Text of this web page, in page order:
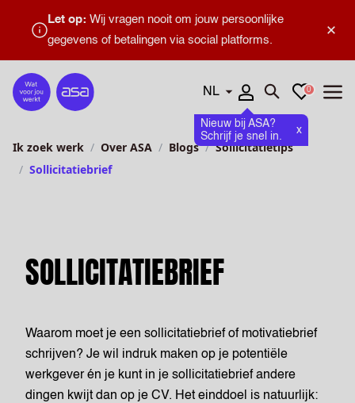
×
Let op: Wij vragen nooit om jouw persoonlijke
gegevens of betalingen via social platforms.
Home
Talen
Nieuw bij ASA?
Schrijf je snel in.
x
Zoeken openen
Favorieten
0
Ik zoek werk Over ASA Blogs
Sollicitatietips
Sollicitatiebrief
SOLLICITATIEBRIEF
Waarom moet je een sollicitatiebrief of motivatiebrief
schrijven? Je wil indruk maken op je potentiële
werkgever én je kunt in je sollicitatiebrief andere
dingen kwijt dan op je CV. Het einddoel is natuurlijk: